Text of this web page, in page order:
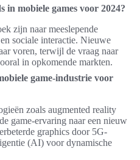
mobiele games voor 2024?
zijn naar meeslepende
sociale interactie. Nieuwe
voren, terwijl de vraag naar
in opkomende markten.
game-industrie voor
zoals augmented reality
game-ervaring naar een nieuw
graphics door 5G-
(AI) voor dynamische